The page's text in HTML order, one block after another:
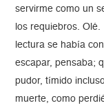
servirme como un
los requiebros. Olé.
lectura se había
escapar, pensaba;
pudor, tímido
muerte, como